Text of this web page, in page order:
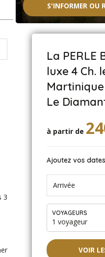
S'INFORMER OU
3
La PERLE
luxe 4 Ch.
Le
à partir de
Ajoutez vos
VOYAGEURS
1 voyageur
VOIR